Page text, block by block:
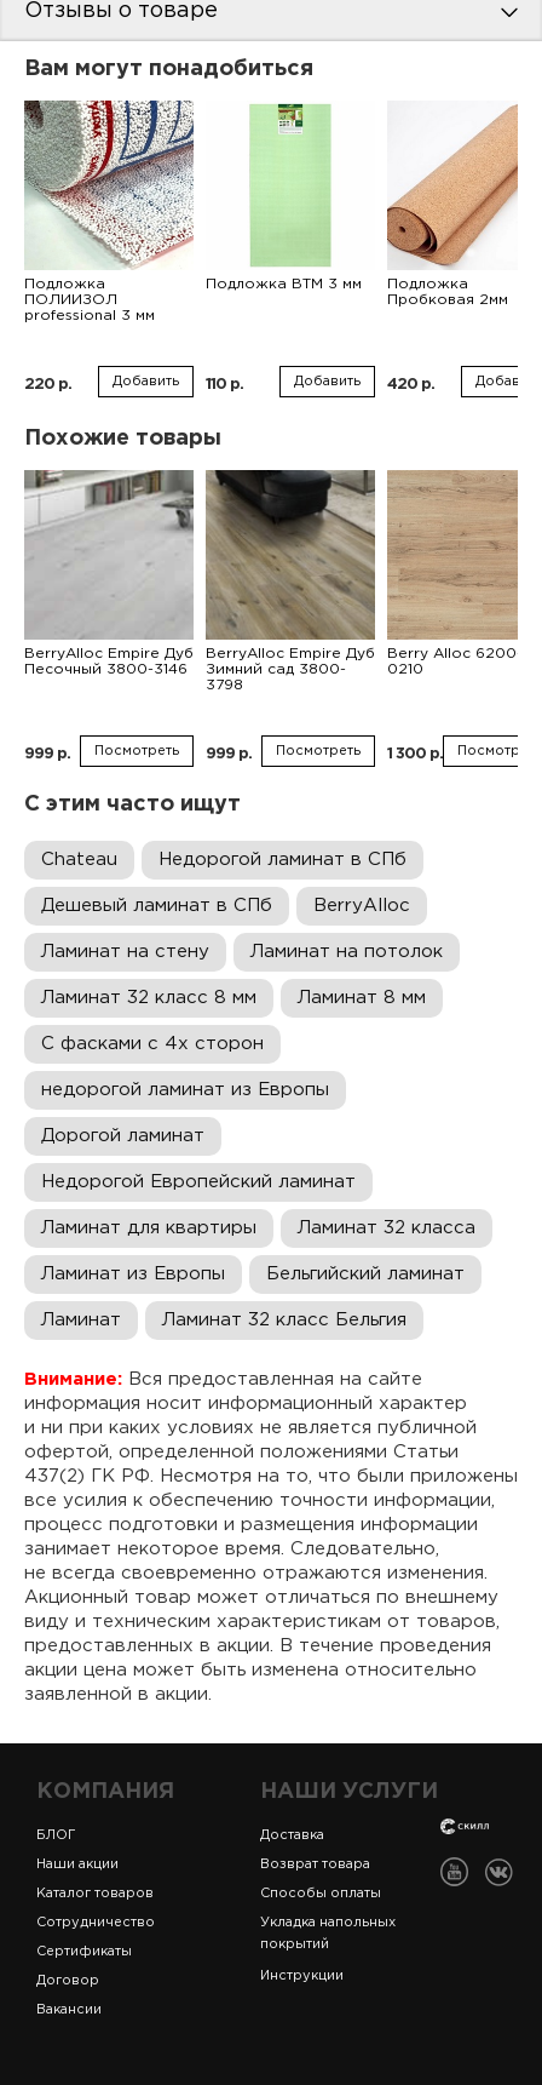
Отзывы о товаре
Вам могут понадобиться
Подложка
ПОЛИИЗОЛ
professional 3 мм
220 р. Добавить
Подложка ВТМ 3 мм
110 р. Добавить
Подложка
Пробковая 2мм
420 р. Добавить
Похожие товары
BerryAlloc Empire Дуб
Песочный 3800-3146
999 р. Посмотреть
BerryAlloc Empire Дуб
Зимний сад 3800-
3798
999 р. Посмотреть
Berry Alloc 6200-
0210
1 300 р. Посмотреть
С этим часто ищут
Chateau Недорогой ламинат в СПб
Дешевый ламинат в СПб BerryAlloc
Ламинат на стену Ламинат на потолок
Ламинат 32 класс 8 мм Ламинат 8 мм
С фасками с 4х сторон
недорогой ламинат из Европы
Дорогой ламинат
Недорогой Европейский ламинат
Ламинат для квартиры Ламинат 32 класса
Ламинат из Европы Бельгийский ламинат
Ламинат Ламинат 32 класс Бельгия
Внимание: Вся предоставленная на сайте
информация носит информационный характер
и ни при каких условиях не является публичной
офертой, определенной положениями Статьи
437(2) ГК РФ. Несмотря на то, что были приложены
все усилия к обеспечению точности информации,
процесс подготовки и размещения информации
занимает некоторое время. Следовательно,
не всегда своевременно отражаются изменения.
Акционный товар может отличаться по внешнему
виду и техническим характеристикам от товаров,
предоставленных в акции. В течение проведения
акции цена может быть изменена относительно
заявленной в акции.
КОМПАНИЯ
БЛОГ
Наши акции
Каталог товаров
Сотрудничество
Сертификаты
Договор
Вакансии
НАШИ УСЛУГИ
Доставка
Возврат товара
Способы оплаты
Укладка напольных
покрытий
Инструкции